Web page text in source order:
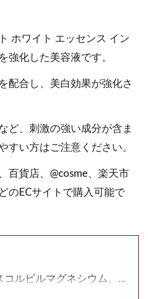
ホワイト エッセンス イン
強化した美容液です。
配合し、美白効果が強化さ
ど、刺激の強い成分が含ま
すい方はご注意ください。
百貨店、@cosme、楽天市
のECサイトで購入可能で
ルビルマグネシウム、グ